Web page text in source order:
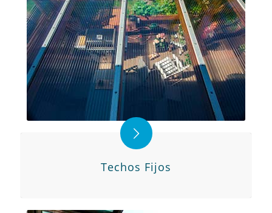
Techos Fijos